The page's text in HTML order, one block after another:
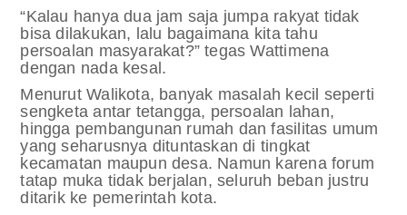
“Kalau hanya dua jam saja jumpa rakyat tidak
bisa dilakukan, lalu bagaimana kita tahu
persoalan masyarakat?” tegas Wattimena
dengan nada kesal.
Menurut Walikota, banyak masalah kecil seperti
sengketa antar tetangga, persoalan lahan,
hingga pembangunan rumah dan fasilitas umum
yang seharusnya dituntaskan di tingkat
kecamatan maupun desa. Namun karena forum
tatap muka tidak berjalan, seluruh beban justru
ditarik ke pemerintah kota.